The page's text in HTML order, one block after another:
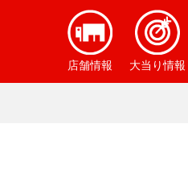
大当り情報
店舗情報